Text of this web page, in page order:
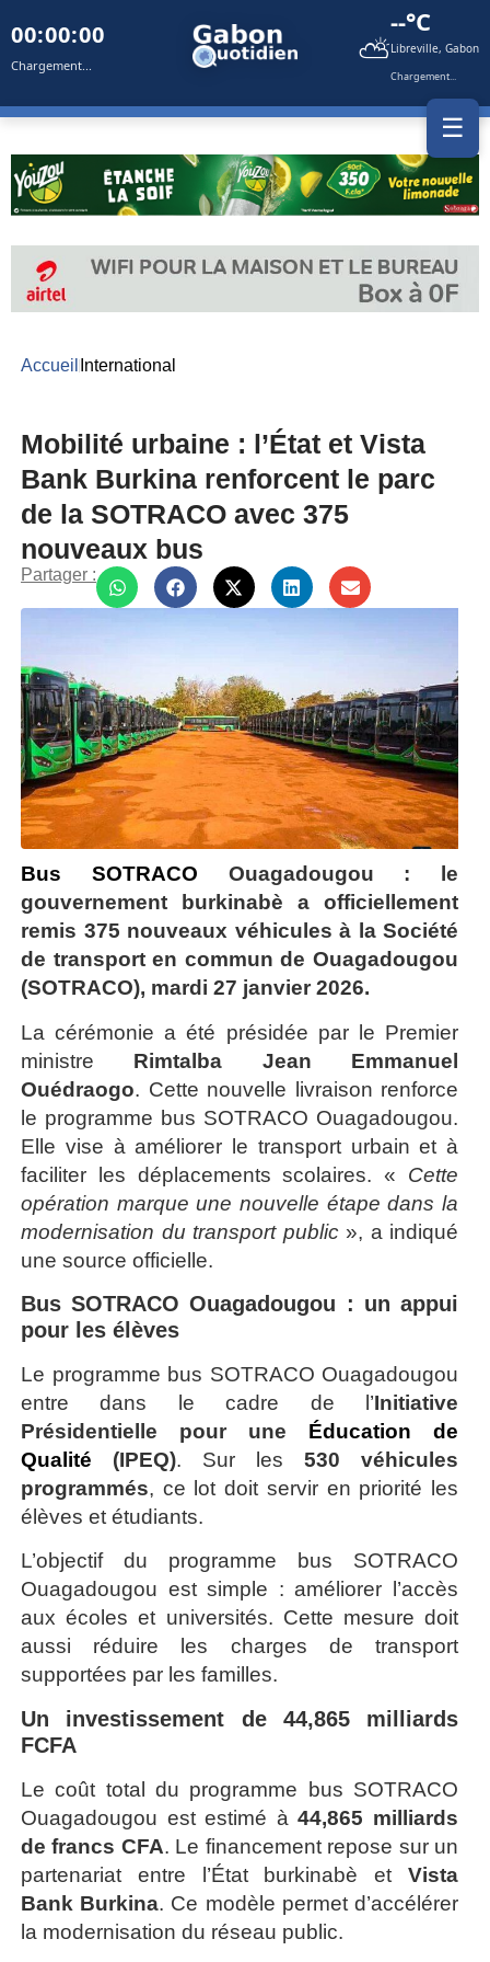
00:00:00
Chargement... ⛅
--°C
Libreville, Gabon
Chargement...
☰
Accueil International
Mobilité urbaine : l’État et Vista
Bank Burkina renforcent le parc
de la SOTRACO avec 375
nouveaux bus
Partager :
Bus SOTRACO Ouagadougou : le
gouvernement burkinabè a officiellement
remis 375 nouveaux véhicules à la Société
de transport en commun de Ouagadougou
(SOTRACO), mardi 27 janvier 2026.
La cérémonie a été présidée par le Premier
ministre Rimtalba Jean Emmanuel
Ouédraogo. Cette nouvelle livraison renforce
le programme bus SOTRACO Ouagadougou.
Elle vise à améliorer le transport urbain et à
faciliter les déplacements scolaires. « Cette
opération marque une nouvelle étape dans la
modernisation du transport public », a indiqué
une source officielle.
Bus SOTRACO Ouagadougou : un appui
pour les élèves
Le programme bus SOTRACO Ouagadougou
entre dans le cadre de l’Initiative
Présidentielle pour une Éducation de
Qualité (IPEQ). Sur les 530 véhicules
programmés, ce lot doit servir en priorité les
élèves et étudiants.
L’objectif du programme bus SOTRACO
Ouagadougou est simple : améliorer l’accès
aux écoles et universités. Cette mesure doit
aussi réduire les charges de transport
supportées par les familles.
Un investissement de 44,865 milliards
FCFA
Le coût total du programme bus SOTRACO
Ouagadougou est estimé à44,865 milliards
de francs CFA. Le financement repose sur un
partenariat entre l’État burkinabè et Vista
Bank Burkina. Ce modèle permet d’accélérer
la modernisation du réseau public.